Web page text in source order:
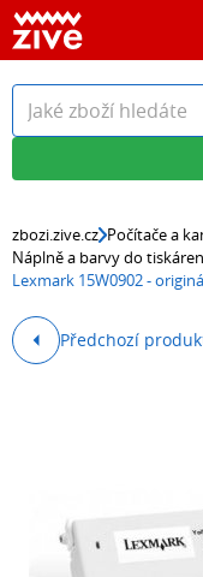
zbozi.zive.cz Počítače a
Náplně a barvy do tiskáren
Lexmark 15W0902 -
Předchozí